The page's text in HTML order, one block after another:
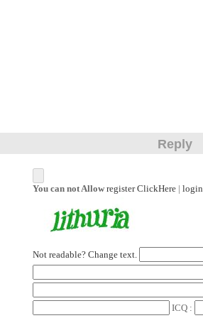
Reply
You can not Allow register ClickHere| login
Not readable? Change text.
ICQ :